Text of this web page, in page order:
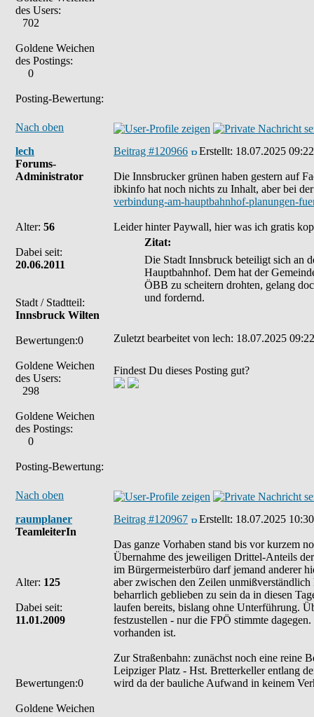
des Users:
702
Goldene Weichen
des Postings:
0
Posting-Bewertung:
Nach oben
lech
Forums-
Administrator
Alter: 56
Dabei seit:
20.06.2011
Stadt / Stadtteil:
Innsbruck Wilten
Bewertungen:0
Goldene Weichen
des Users:
298
Goldene Weichen
des Postings:
0
Posting-Bewertung:
Beitrag #120966 Erstellt: 18.07.2025 09:22
Die Innsbrucker grünen haben gestern auf
ibkinfo hat noch nichts zu Inhalt, aber bei
verbindung-am-hauptbahnhof-planungen-
Leider hinter Paywall, hier was ich gratis
Zitat:
Die Stadt Innsbruck beteiligt sich an
Hauptbahnhof. Dem hat der
ÖBB zu scheitern drohten, gelang
und fordernd.
Zuletzt bearbeitet von lech: 18.07.2025
Findest Du dieses Posting gut?
Nach oben
raumplaner
TeamleiterIn
Alter: 125
Dabei seit:
11.01.2009
Bewertungen:0
Goldene Weichen
Beitrag #120967 Erstellt: 18.07.2025 10:30
Das ganze Vorhaben stand bis vor kurzem
Übernahme des jeweiligen Drittel-Anteils
im Bürgermeisterbüro darf jemand anderer
aber zwischen den Zeilen
beharrlich geblieben zu sein da in diesen
laufen bereits, bislang ohne Unterführung.
festzustellen - nur die FPÖ stimmte
vorhanden ist.
Zur Straßenbahn: zunächst noch eine reine
Leipziger Platz - Hst. Bretterkeller entlang
wird da der bauliche Aufwand in keinem